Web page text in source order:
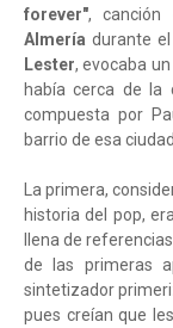
forever", canción
Almería durante
Lester, evocaba
había cerca de la
compuesta por
barrio de esa
La primera,
historia del pop,
llena de
de las primeras
sintetizador
pues creían que